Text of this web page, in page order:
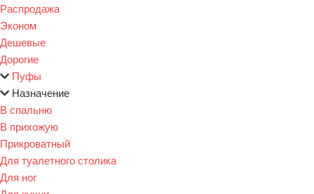
Распродажа
Эконом
Дешевые
Дорогие
Пуфы
Назначение
В спальню
В прихожую
Прикроватный
Для туалетного столика
Для ног